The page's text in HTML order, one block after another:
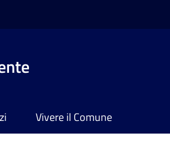
Vivere il Comune